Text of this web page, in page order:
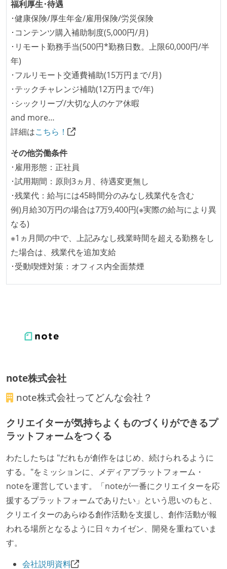
職業安定法に対応する記載事項
受動喫煙防止措置：屋内禁煙
福利厚生･待遇
･健康保険/厚生年金/雇用保険/労災保険
･コンテンツ購入補助制度(5,000円/月)
･リモート勤務手当(500円*勤務日数。上限60,000円/半
年)
･フルリモート交通費補助(15万円まで/月)
･テックチャレンジ補助(12万円まで/年)
･シックリーブ/大切な人のケア休暇
and more…
詳細はこちら！
その他労働条件
･雇用形態：正社員
･試用期間：原則3ヵ月、待遇変更無し
･残業代：給与には45時間分のみなし残業代を含む
例)月給30万円の場合は7万9,400円(※実際の給与により異
なる)
※1ヵ月間の中で、上記みなし残業時間を超える勤務をし
た場合は、残業代を追加支給
･受動喫煙対策：オフィス内全面禁煙
note株式会社
note株式会社ってどんな会社？
クリエイターが気持ちよくものづくりができるプ
ラットフォームをつくる
わたしたちは "だれもが創作をはじめ、続けられるように
する。"をミッションに、メディアプラットフォーム・
noteを運営しています。「noteが一番にクリエイターを応
援するプラットフォームでありたい」という思いのもと、
クリエイターのあらゆる創作活動を支援し、創作活動が報
われる場所となるように日々カイゼン、開発を重ねていま
す。
会社説明資料